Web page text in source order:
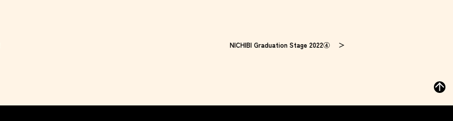
NICHIBI Graduation Stage 2022④